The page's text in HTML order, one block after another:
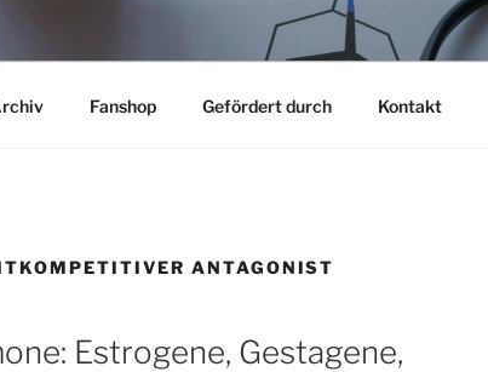
Fanshop Gefördert durch Kontakt
ANTAGONIST
Estrogene, Gestagene,